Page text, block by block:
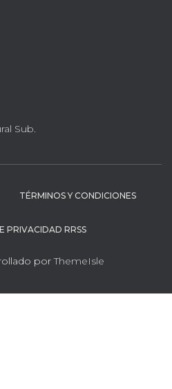
Sub.
TÉRMINOS Y CONDICIONES
PRIVACIDAD RRSS
porThemeIsle